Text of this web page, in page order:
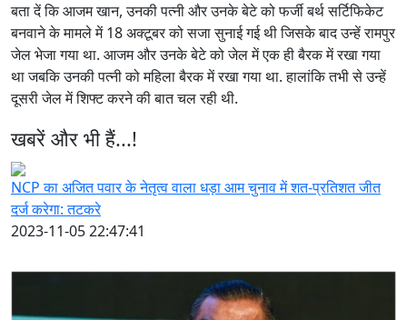
बता दें कि आजम खान, उनकी पत्नी और उनके बेटे को फर्जी बर्थ सर्टिफिकेट
बनवाने के मामले में 18 अक्टूबर को सजा सुनाई गई थी जिसके बाद उन्हें रामपुर
जेल भेजा गया था. आजम और उनके बेटे को जेल में एक ही बैरक में रखा गया
था जबकि उनकी पत्नी को महिला बैरक में रखा गया था. हालांकि तभी से उन्हें
दूसरी जेल में शिफ्ट करने की बात चल रही थी.
खबरें और भी हैं...!
NCP का अजित पवार के नेतृत्व वाला धड़ा आम चुनाव में शत-प्रतिशत जीत
दर्ज करेगा: तटकरे
2023-11-05 22:47:41